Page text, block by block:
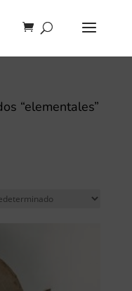
“elementales”